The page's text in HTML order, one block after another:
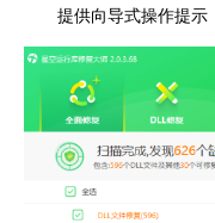
提供向导式操作提示